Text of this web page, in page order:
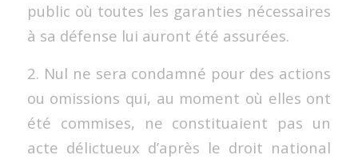
public où toutes les garanties nécessaires
à sa défense lui auront été assurées.
2. Nul ne sera condamné pour des actions
ou omissions qui, au moment où elles ont
été commises, ne constituaient pas un
acte délictueux d’après le droit national